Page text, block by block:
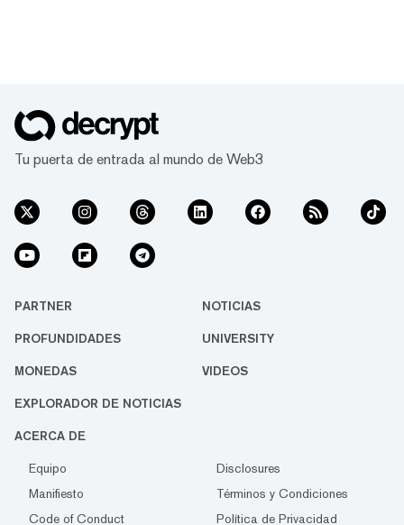
Tu puerta de entrada al mundo de Web3
PARTNER NOTICIAS
PROFUNDIDADES UNIVERSITY
MONEDAS VIDEOS
EXPLORADOR DE NOTICIAS
ACERCA DE
Equipo
Disclosures
Manifiesto
Términos y Condiciones
Code of Conduct
Política de Privacidad